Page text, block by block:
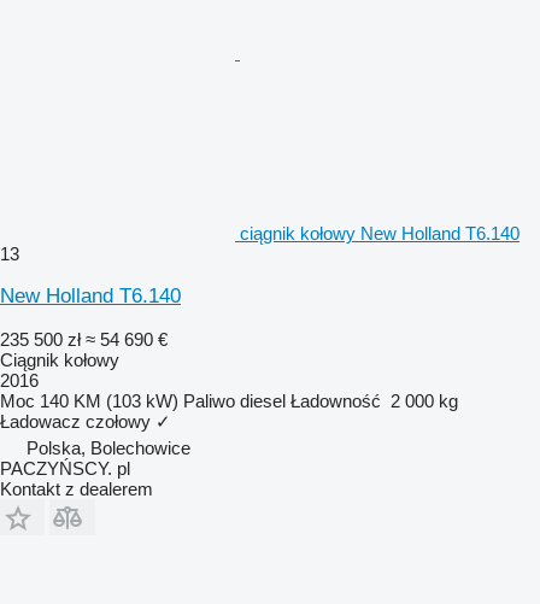
ciągnik kołowy New Holland T6.140
13
New Holland T6.140
235 500 zł ≈ 54 690 €
Ciągnik kołowy
2016
Moc 140 KM (103 kW) Paliwo diesel Ładowność 2 000 kg
Ładowacz czołowy ✓
Polska, Bolechowice
PACZYŃSCY. pl
Kontakt z dealerem